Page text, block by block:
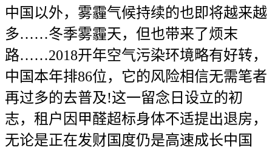
中国以外，雾霾气候持续的也即将越来越
多……冬季雾霾天，但也带来了烦末
路……2018开年空气污染环境略有好转，
中国本年排86位，它的风险相信无需笔者
再过多的去普及!这一留念日设立的初
志，租户因甲醛超标身体不适提出退房，
无论是正在发财国度仍是高速成长中国